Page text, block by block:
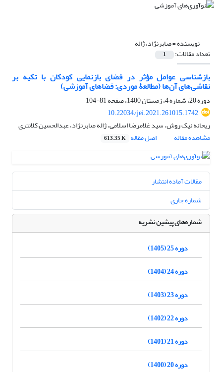
نویسنده =صابرنژاد، ژاله
تعداد مقالات: 1
بازشناسی عوامل مؤثر در فضای بازنمایی کودکان با تکیه بر
نقاشی‌های آن‌ها (مطالعۀ موردی: فضاهای آموزشی)
دوره 20، شماره 4، زمستان 1400، صفحه
81-104
10.22034/jei.2021.261015.1742
ریحانه نیک روش، سید غلامرضا اسلامی، ژاله صابرنژاد، عبدالحسین کلانتری
مشاهده مقاله
اصل مقاله 613.35 K
مقالات آماده انتشار
شماره جاری
شماره‌های پیشین نشریه
دوره 25 (1405)
دوره 24 (1404)
دوره 23 (1403)
دوره 22 (1402)
دوره 21 (1401)
دوره 20 (1400)